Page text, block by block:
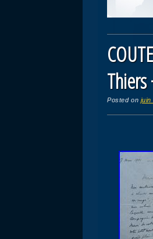
Posted on juin